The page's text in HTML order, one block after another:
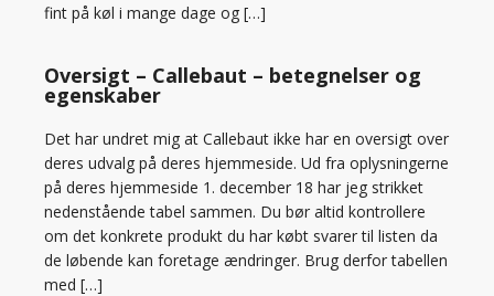
fint på køl i mange dage og […]
Oversigt – Callebaut – betegnelser og
egenskaber
Det har undret mig at Callebaut ikke har en oversigt over
deres udvalg på deres hjemmeside. Ud fra oplysningerne
på deres hjemmeside 1. december 18 har jeg strikket
nedenstående tabel sammen. Du bør altid kontrollere
om det konkrete produkt du har købt svarer til listen da
de løbende kan foretage ændringer. Brug derfor tabellen
med […]